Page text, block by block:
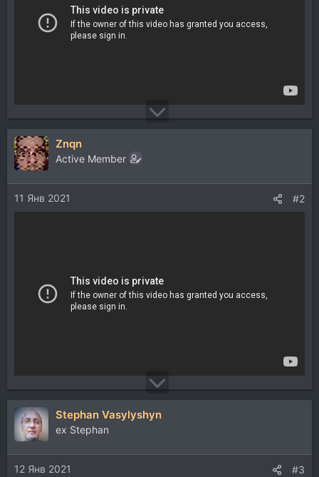
Znqn
Active Member
11 Янв 2021 #2
Stephan Vasylyshyn
ex Stephan
12 Янв 2021 #3